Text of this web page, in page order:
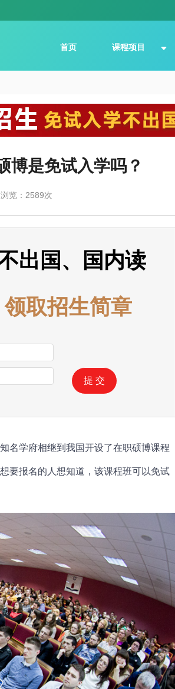
首页 课程项目
博是免试入学吗？
浏览：2589次
出国、国内读
领取招生简章
提 交
学府相继到我国开设了在职硕博课程
要报名的人想知道，该课程班可以免试